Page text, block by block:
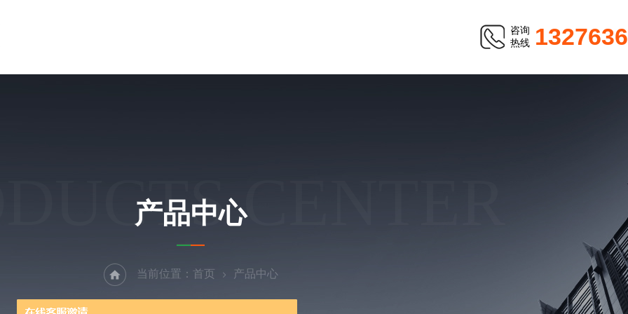
咨询
热线
CENTER
产品中心
当前位置： 首页 产品中心